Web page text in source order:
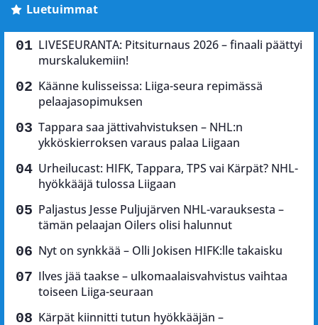
Luetuimmat
LIVESEURANTA: Pitsiturnaus 2026 – finaali päättyi
murskalukemiin!
Käänne kulisseissa: Liiga-seura repimässä
pelaajasopimuksen
Tappara saa jättivahvistuksen – NHL:n
ykköskierroksen varaus palaa Liigaan
Urheilucast: HIFK, Tappara, TPS vai Kärpät? NHL-
hyökkääjä tulossa Liigaan
Paljastus Jesse Puljujärven NHL-varauksesta –
tämän pelaajan Oilers olisi halunnut
Nyt on synkkää – Olli Jokisen HIFK:lle takaisku
Ilves jää taakse – ulkomaalaisvahvistus vaihtaa
toiseen Liiga-seuraan
Kärpät kiinnitti tutun hyökkääjän –